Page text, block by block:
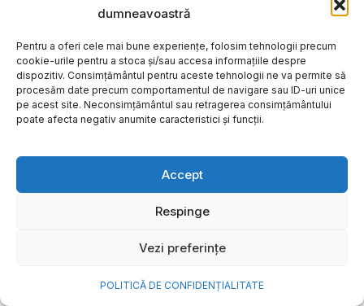
dumneavoastră
Pentru a oferi cele mai bune experiențe, folosim tehnologii precum
cookie-urile pentru a stoca și/sau accesa informațiile despre
dispozitiv. Consimțământul pentru aceste tehnologii ne va permite să
procesăm date precum comportamentul de navigare sau ID-uri unice
pe acest site. Neconsimțământul sau retragerea consimțământului
poate afecta negativ anumite caracteristici și funcții.
Accept
Respinge
Vezi preferințe
POLITICĂ DE CONFIDENȚIALITATE
Cum transformi cele mai
frumoase amintiri ale verii într-
o bijuterie Pandora pe care o
se întâmplă cele mai importante lucruri. Plecăm în